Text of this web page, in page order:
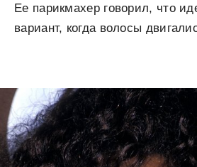
Ее парикмахер говорил, что
вариант, когда волосы